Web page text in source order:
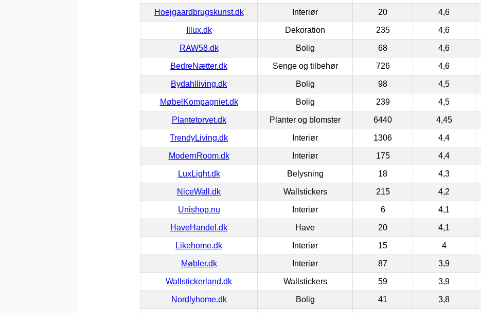
Hoejgaardbrugskunst.dk Interiør 20 4,6
Illux.dk Dekoration 235 4,6
RAW58.dk Bolig 68 4,6
BedreNætter.dk Senge og tilbehør 726 4,6
Bydahlliving.dk Bolig 98 4,5
MøbelKompagniet.dk Bolig 239 4,5
Plantetorvet.dk Planter og blomster 6440 4,45
TrendyLiving.dk Interiør 1306 4,4
ModernRoom.dk Interiør 175 4,4
LuxLight.dk Belysning 18 4,3
NiceWall.dk Wallstickers 215 4,2
Unishop.nu Interiør 6 4,1
HaveHandel.dk Have 20 4,1
Likehome.dk Interiør 15 4
Møbler.dk Interiør 87 3,9
Wallstickerland.dk Wallstickers 59 3,9
Nordlyhome.dk Bolig 41 3,8